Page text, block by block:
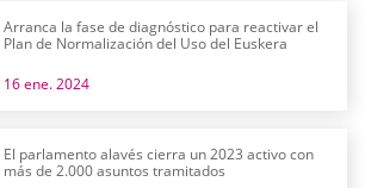
Arranca la fase de diagnóstico para reactivar el
Plan de Normalización del Uso del Euskera
16 ene. 2024
El parlamento alavés cierra un 2023 activo con
más de 2.000 asuntos tramitados